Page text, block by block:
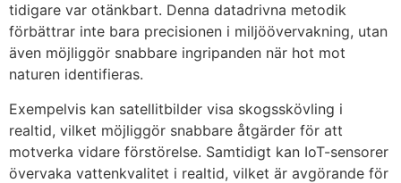
tidigare var otänkbart. Denna datadrivna metodik
förbättrar inte bara precisionen i miljöövervakning, utan
även möjliggör snabbare ingripanden när hot mot
naturen identifieras.
Exempelvis kan satellitbilder visa skogsskövling i
realtid, vilket möjliggör snabbare åtgärder för att
motverka vidare förstörelse. Samtidigt kan IoT-sensorer
övervaka vattenkvalitet i realtid, vilket är avgörande för